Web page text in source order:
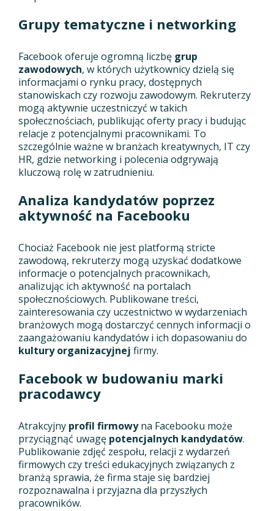
Grupy tematyczne i networking
Facebook oferuje ogromną liczbę grup
zawodowych, w których użytkownicy dzielą się
informacjami o rynku pracy, dostępnych
stanowiskach czy rozwoju zawodowym. Rekruterzy
mogą aktywnie uczestniczyć w takich
społecznościach, publikując oferty pracy i budując
relacje z potencjalnymi pracownikami. To
szczególnie ważne w branżach kreatywnych, IT czy
HR, gdzie networking i polecenia odgrywają
kluczową rolę w zatrudnieniu.
Analiza kandydatów poprzez
aktywność na Facebooku
Chociaż Facebook nie jest platformą stricte
zawodową, rekruterzy mogą uzyskać dodatkowe
informacje o potencjalnych pracownikach,
analizując ich aktywność na portalach
społecznościowych. Publikowane treści,
zainteresowania czy uczestnictwo w wydarzeniach
branżowych mogą dostarczyć cennych informacji o
zaangażowaniu kandydatów i ich dopasowaniu do
kultury organizacyjnej firmy.
Facebook w budowaniu marki
pracodawcy
Atrakcyjny profil firmowyna Facebooku może
przyciągnąć uwagę potencjalnych kandydatów.
Publikowanie zdjęć zespołu, relacji z wydarzeń
firmowych czy treści edukacyjnych związanych z
branżą sprawia, że firma staje się bardziej
rozpoznawalna i przyjazna dla przyszłych
pracowników.